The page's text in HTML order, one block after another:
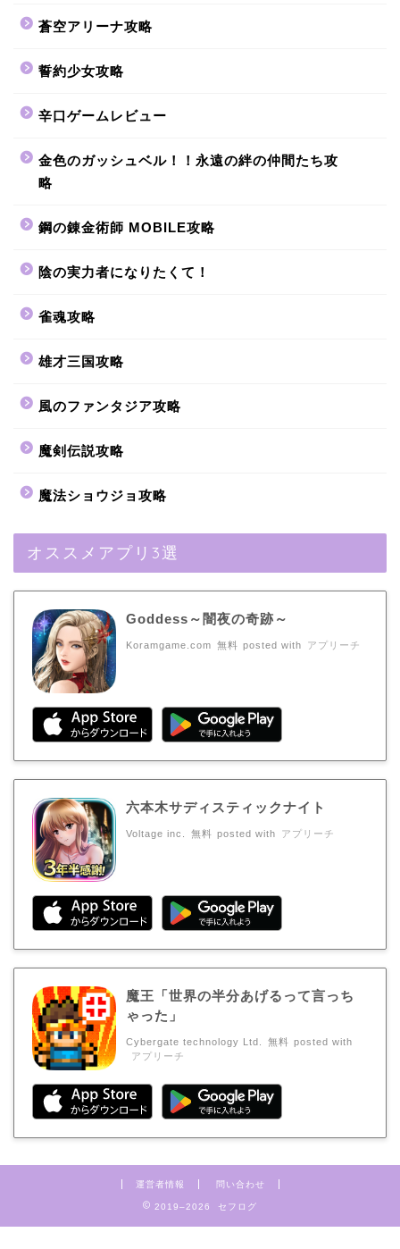
蒼空アリーナ攻略
誓約少女攻略
辛口ゲームレビュー
金色のガッシュベル！！永遠の絆の仲間たち攻
略
鋼の錬金術師 MOBILE攻略
陰の実力者になりたくて！
雀魂攻略
雄才三国攻略
風のファンタジア攻略
魔剣伝説攻略
魔法ショウジョ攻略
オススメアプリ3選
Goddess～闇夜の奇跡～
Koramgame.com 無料 posted with アプリーチ
六本木サディスティックナイト
Voltage inc. 無料 posted with アプリーチ
魔王「世界の半分あげるって言っち
ゃった」
Cybergate technology Ltd. 無料 posted with
アプリーチ
運営者情報 問い合わせ
2019–2026 セフログ